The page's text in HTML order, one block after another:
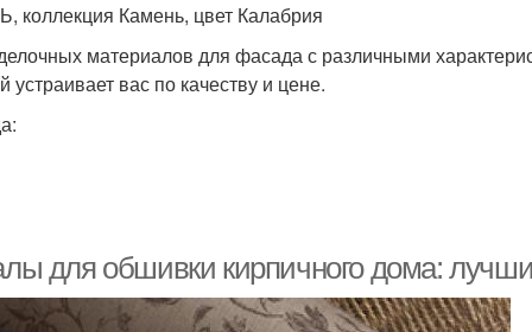
Камень, цвет Калабрия
материалов для фасада с различными
вас по качеству и цене.
для обшивки кирпичного дома: